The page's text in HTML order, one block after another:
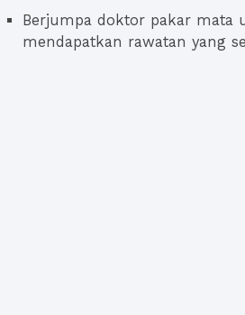
Berjumpa doktor pakar mata
mendapatkan rawatan yang